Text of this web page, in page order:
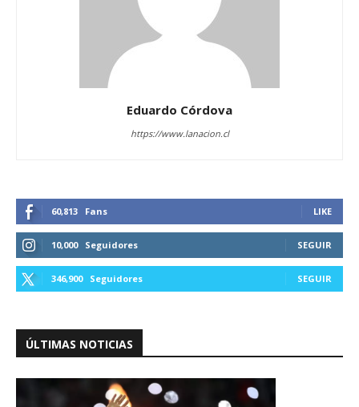
Eduardo Córdova
https://www.lanacion.cl
60,813 Fans LIKE
10,000 Seguidores SEGUIR
346,900 Seguidores SEGUIR
ÚLTIMAS NOTICIAS